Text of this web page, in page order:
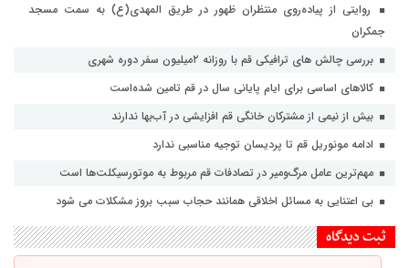
روایتی از پیاده‌روی منتظران ظهور در طریق المهدی(ع) به سمت مسجد
جمکران
بررسی چالش های ترافیکی قم با روزانه ۲میلیون سفر دوره شهری
کالاهای اساسی برای ایام پایانی سال در قم تامین شده‌است
بیش از نیمی از مشترکان خانگی قم افزایشی در آب‌بها ندارند
ادامه مونوریل قم تا پردیسان توجیه مناسبی ندارد
مهم‌ترین عامل مرگ‌ومیر در تصادفات قم مربوط به موتورسیکلت‌ها است
بی اعتنایی به مسائل اخلاقی همانند حجاب سبب بروز مشکلات می شود
ثبت دیدگاه